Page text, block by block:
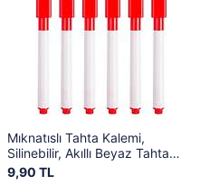
Mıknatıslı Tahta Kalemi,
Silinebilir, Akıllı Beyaz Tahta
Kalemi, Kırmızı Renk
9,90 TL